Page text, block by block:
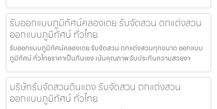
รับออกแบบภูมิทัศน์คลองเตย รับจัดสวน ตกแต่งสวน
ออกแบบภูมิทัศน์ ทั่วไทย
รับออกแบบภูมิทัศน์คลองเตย รับจัดสวน ตกแต่งสวนทุกขนาด ออกแบบ
ภูมิทัศน์ ทั่วไทยราคาเป็นกันเอง เน้นคุณภาพ รับประกันความสวยงา
บริษัทรับจัดสวนดินแดง รับจัดสวน ตกแต่งสวน
ออกแบบภูมิทัศน์ ทั่วไทย